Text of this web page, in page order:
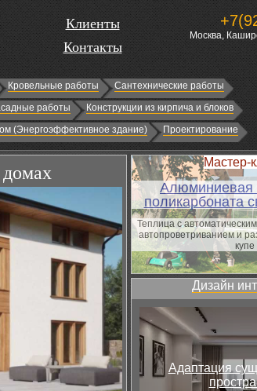
Клиенты
Контакты
Москва,
Кровельные работы
Сантехнические работы
работы
Конструкции из кирпича и блоков
(Энергоэффективное здание) Проектирование
Мастер-
Алюминиевая
поликарбоната
Теплица с
автопроветриванием и
купе
Дизайн
Адаптация